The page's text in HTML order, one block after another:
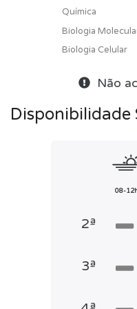
Química
Biologia
Biologia Celular
Não
Disponibilidade
08-
2ª
3ª